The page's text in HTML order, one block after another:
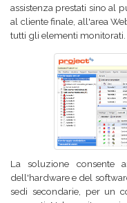
assistenza prestati sino al
al cliente finale, all'area
tutti gli elementi monitorati.
La soluzione consente
dell'hardware e del
sedi secondarie, per un